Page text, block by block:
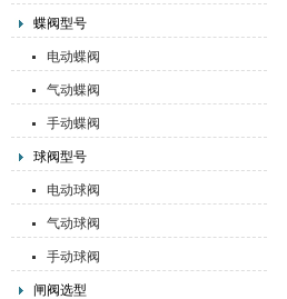
蝶阀型号
电动蝶阀
气动蝶阀
手动蝶阀
球阀型号
电动球阀
气动球阀
手动球阀
闸阀选型